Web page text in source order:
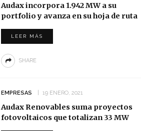
Audax incorpora 1.942 MW a su
portfolio y avanza en su hoja de ruta
LEER MÁS
SHARE
EMPRESAS 19 ENERO, 2021
Audax Renovables suma proyectos
fotovoltaicos que totalizan 33 MW